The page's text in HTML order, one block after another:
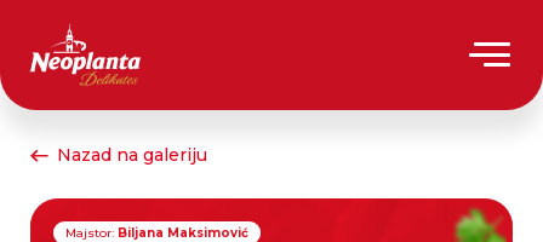
Nazad na galeriju
Majstor: Biljana Maksimović